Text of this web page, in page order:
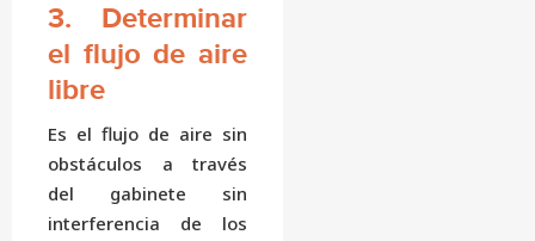
3. Determinar
el flujo de aire
libre
Es el flujo de aire sin
obstáculos a través
del gabinete sin
interferencia de los